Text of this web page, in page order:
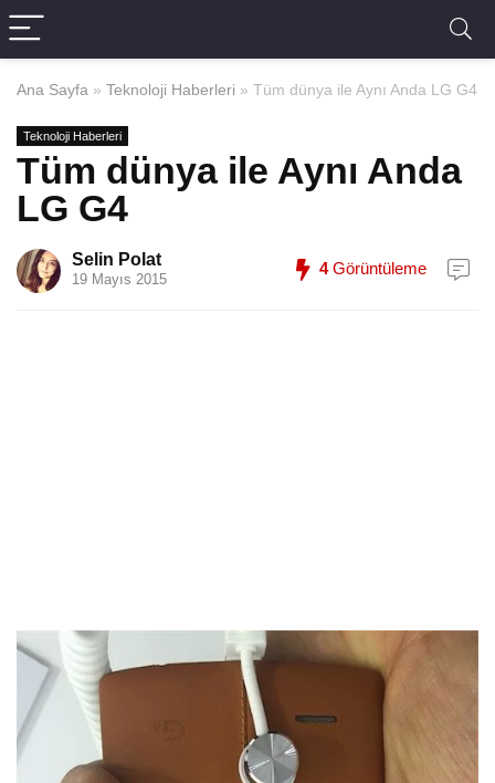
Ana Sayfa » Teknoloji Haberleri » Tüm dünya ile Aynı Anda LG G4
Teknoloji Haberleri
Tüm dünya ile Aynı Anda
LG G4
Selin Polat
19 Mayıs 2015
4Görüntüleme